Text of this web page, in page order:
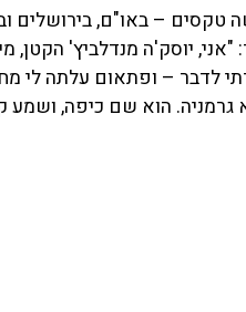
שלושה טקסים – באו"ם,
יוסק'ה מנדלביץ' הקטן,
לדבר – ופתאום עלתה לי
הוא שם כיפה, ושמע